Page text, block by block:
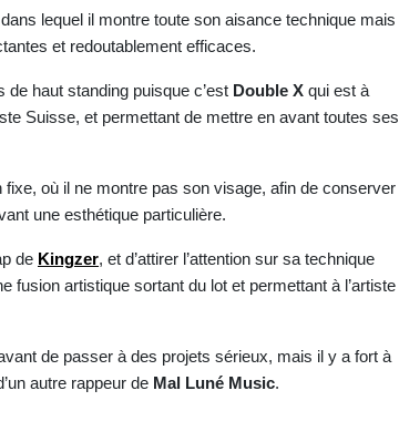
lequel il montre toute son aisance technique mais
et redoutablement efficaces.
haut standing puisque c’est Double X qui est à
Suisse, et permettant de mettre en avant toutes ses
fixe, où il ne montre pas son visage, afin de conserver
une esthétique particulière.
de Kingzer, et d’attirer l’attention sur sa technique
fusion artistique sortant du lot et permettant à l’artiste
de passer à des projets sérieux, mais il y a fort à
autre rappeur de Mal Luné Music.